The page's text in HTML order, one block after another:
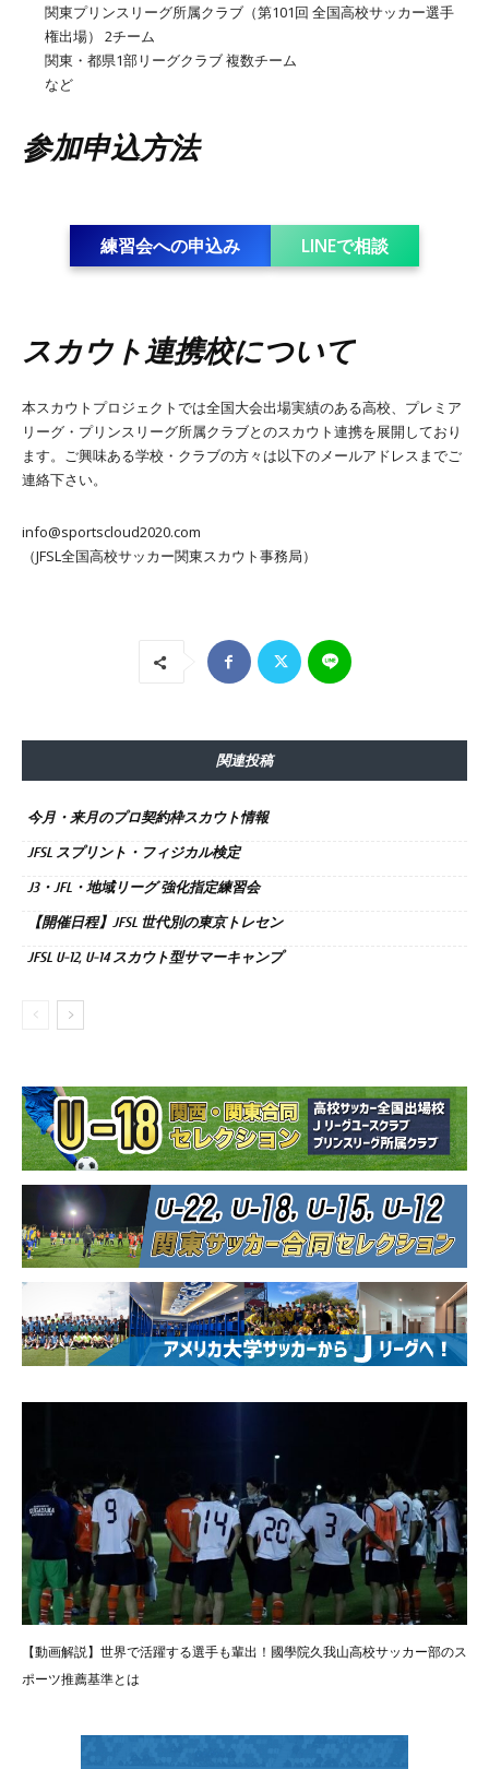
関東プリンスリーグ所属クラブ（第101回 全国高校サッカー選手
権出場） 2チーム
関東・都県1部リーグクラブ 複数チーム
など
参加申込方法
練習会への申込み LINEで相談
スカウト連携校について
本スカウトプロジェクトでは全国大会出場実績のある高校、プレミア
リーグ・プリンスリーグ所属クラブとのスカウト連携を展開しており
ます。ご興味ある学校・クラブの方々は以下のメールアドレスまでご
連絡下さい。
info@sportscloud2020.com
（JFSL全国高校サッカー関東スカウト事務局）
関連投稿
今月・来月のプロ契約枠スカウト情報
JFSL スプリント・フィジカル検定
J3・JFL・地域リーグ 強化指定練習会
【開催日程】JFSL 世代別の東京トレセン
JFSL U-12, U-14 スカウト型サマーキャンプ
【動画解説】世界で活躍する選手も輩出！國學院久我山高校サッカー部のス
ポーツ推薦基準とは